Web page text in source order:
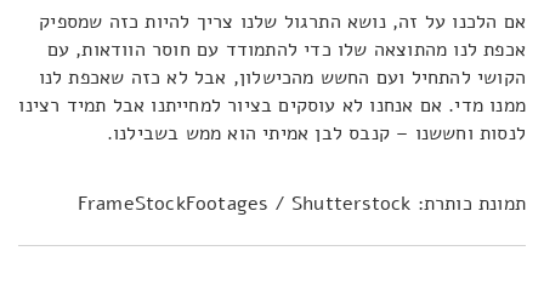
אם הלכנו על זה, נושא התרגול שלנו צריך להיות כזה שמספיק
אכפת לנו מהתוצאה שלו כדי להתמודד עם חוסר הוודאות, עם
הקושי להתחיל ועם החשש מהכישלון, אבל לא כזה שאכפת לנו
ממנו מדי. אם אנחנו לא עוסקים בציור למחייתנו אבל תמיד רצינו
לנסות וחששנו – קנבס לבן אמיתי הוא ממש בשבילנו.
תמונת כותרת: FrameStockFootages / Shutterstock